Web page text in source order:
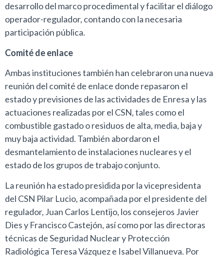
desarrollo del marco procedimental y facilitar el diálogo
operador-regulador, contando con la necesaria
participación pública.
Comité de enlace
Ambas instituciones también han celebraron una nueva
reunión del comité de enlace donde repasaron el
estado y previsiones de las actividades de Enresa y las
actuaciones realizadas por el CSN, tales como el
combustible gastado o residuos de alta, media, baja y
muy baja actividad. También abordaron el
desmantelamiento de instalaciones nucleares y el
estado de los grupos de trabajo conjunto.
La reunión ha estado presidida por la vicepresidenta
del CSN Pilar Lucio, acompañada por el presidente del
regulador, Juan Carlos Lentijo, los consejeros Javier
Dies y Francisco Castejón, así como por las directoras
técnicas de Seguridad Nuclear y Protección
Radiológica Teresa Vázquez e Isabel Villanueva. Por